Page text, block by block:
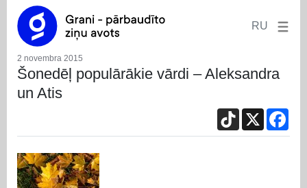
RU
2 novembra 2015
Šonedēļ populārākie vārdi – Aleksandra
un Atis
TikTok
X